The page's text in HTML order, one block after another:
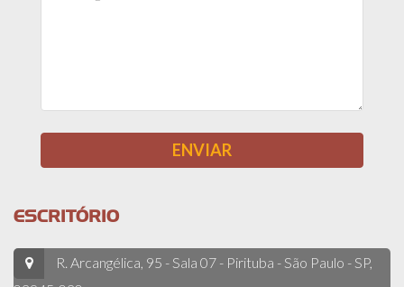
ESCRITÓRIO
R. Arcangélica, 95 - Sala 07 - Pirituba - São Paulo - SP,